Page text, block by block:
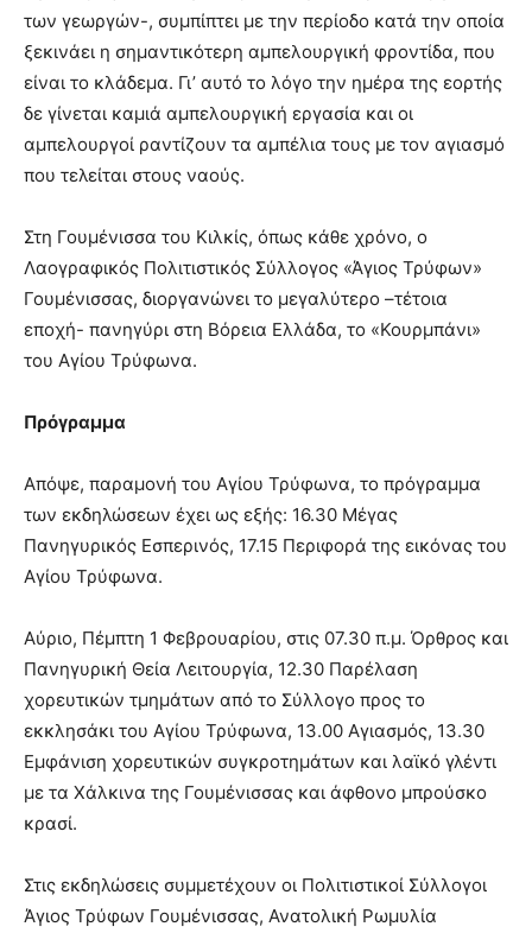
των γεωργών-, συμπίπτει με την περίοδο κατά την οποία
ξεκινάει η σημαντικότερη αμπελουργική φροντίδα, που
είναι το κλάδεμα. Γι’ αυτό το λόγο την ημέρα της εορτής
δε γίνεται καμιά αμπελουργική εργασία και οι
αμπελουργοί ραντίζουν τα αμπέλια τους με τον αγιασμό
που τελείται στους ναούς.
Στη Γουμένισσα του Κιλκίς, όπως κάθε χρόνο, ο
Λαογραφικός Πολιτιστικός Σύλλογος «Άγιος Τρύφων»
Γουμένισσας, διοργανώνει το μεγαλύτερο –τέτοια
εποχή- πανηγύρι στη Βόρεια Ελλάδα, το «Κουρμπάνι»
του Αγίου Τρύφωνα.
Πρόγραμμα
Απόψε, παραμονή του Αγίου Τρύφωνα, το πρόγραμμα
των εκδηλώσεων έχει ως εξής: 16.30 Μέγας
Πανηγυρικός Εσπερινός, 17.15 Περιφορά της εικόνας του
Αγίου Τρύφωνα.
Αύριο, Πέμπτη 1 Φεβρουαρίου, στις 07.30 π.μ. Όρθρος και
Πανηγυρική Θεία Λειτουργία, 12.30 Παρέλαση
χορευτικών τμημάτων από το Σύλλογο προς το
εκκλησάκι του Αγίου Τρύφωνα, 13.00 Αγιασμός, 13.30
Εμφάνιση χορευτικών συγκροτημάτων και λαϊκό γλέντι
με τα Χάλκινα της Γουμένισσας και άφθονο μπρούσκο
κρασί.
Στις εκδηλώσεις συμμετέχουν οι Πολιτιστικοί Σύλλογοι
Άγιος Τρύφων Γουμένισσας, Ανατολική Ρωμυλία